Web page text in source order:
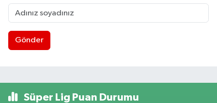
Gönder
Süper Lig Puan Durumu